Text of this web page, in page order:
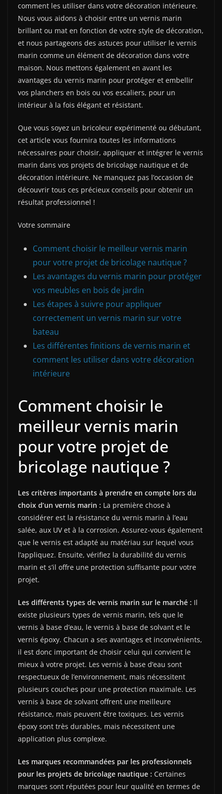
comment les utiliser dans votre décoration intérieure.
Nous vous aidons à choisir entre un vernis marin
brillant ou mat en fonction de votre style de décoration,
et nous partageons des astuces pour utiliser le vernis
marin comme un élément de décoration dans votre
maison. Nous mettons également en avant les
avantages du vernis marin pour protéger et embellir
vos planchers en bois ou vos escaliers, pour un
intérieur à la fois élégant et résistant.
Que vous soyez un bricoleur expérimenté ou débutant,
cet article vous fournira toutes les informations
nécessaires pour choisir, appliquer et intégrer le vernis
marin dans vos projets de bricolage nautique et de
décoration intérieure. Ne manquez pas l’occasion de
découvrir tous ces précieux conseils pour obtenir un
résultat professionnel !
Votre sommaire
Comment choisir le meilleur vernis marin
pour votre projet de bricolage nautique ?
Les avantages du vernis marin pour protéger
vos meubles en bois de jardin
Les étapes à suivre pour appliquer
correctement un vernis marin sur votre
bateau
Les différentes finitions de vernis marin et
comment les utiliser dans votre décoration
intérieure
Comment choisir le
meilleur vernis marin
pour votre projet de
bricolage nautique ?
Les critères importants à prendre en compte lors du
choix d’un vernis marin : La première chose à
considérer est la résistance du vernis marin à l’eau
salée, aux UV et à la corrosion. Assurez-vous également
que le vernis est adapté au matériau sur lequel vous
l’appliquez. Ensuite, vérifiez la durabilité du vernis
marin et s’il offre une protection suffisante pour votre
projet.
Les différents types de vernis marin sur le marché : Il
existe plusieurs types de vernis marin, tels que le
vernis à base d’eau, le vernis à base de solvant et le
vernis époxy. Chacun a ses avantages et inconvénients,
il est donc important de choisir celui qui convient le
mieux à votre projet. Les vernis à base d’eau sont
respectueux de l’environnement, mais nécessitent
plusieurs couches pour une protection maximale. Les
vernis à base de solvant offrent une meilleure
résistance, mais peuvent être toxiques. Les vernis
époxy sont très durables, mais nécessitent une
application plus complexe.
Les marques recommandées par les professionnels
pour les projets de bricolage nautique : Certaines
marques sont réputées pour leur qualité en termes de